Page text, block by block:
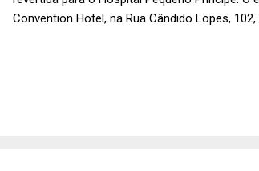
Convention Hotel, na Rua Cândido Lopes, 102,